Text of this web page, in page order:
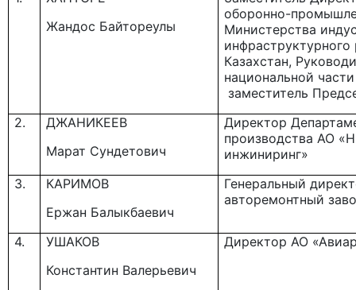
Жандос Байтореулы
оборонно-
Министерства
инфраструктурного
Казахстан,
национальной
заместитель
2.
ДЖАНИКЕЕВ
Марат Сундетович
Директор
производства АО
инжиниринг»
3.
КАРИМОВ
Ержан Балыкбаевич
Генеральный
авторемонтный
4.
УШАКОВ
Константин Валерьевич
Директор АО